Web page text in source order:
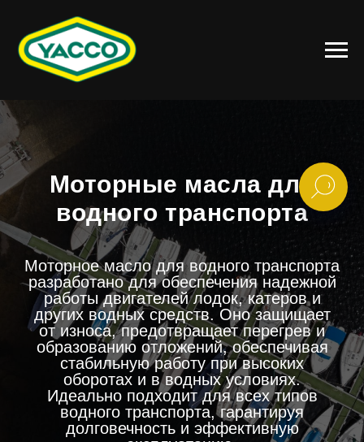
Моторные масла для
водного транспорта
Моторное масло для водного транспорта
разработано для обеспечения надежной
работы двигателей лодок, катеров и
других водных средств. Оно защищает
от износа, предотвращает перегрев и
образованию отложений, обеспечивая
стабильную работу при высоких
оборотах и в водных условиях.
Идеально подходит для всех типов
водного транспорта, гарантируя
долговечность и эффективную